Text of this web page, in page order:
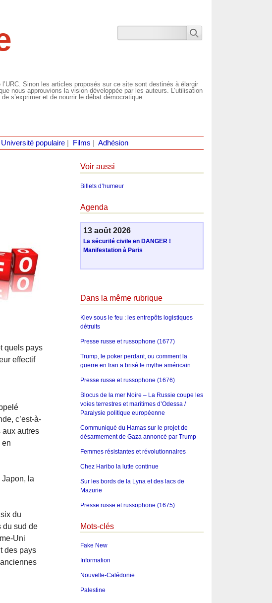
Sinon les articles proposés sur ce site sont destinés à élargir
nous approuvions la vision développée par les auteurs. L’utilisation
s’exprimer et de nourrir le débat démocratique.
populaire| Films Adhésion
quels pays
effectif
c’est-à-
aux autres
en
la
du
du sud de
Uni
des pays
Voir aussi
Billets d’humeur
Agenda
13 août 2026
La sécurité civile en DANGER !
Manifestation à Paris
Dans la même rubrique
Kiev sous le feu : les entrepôts logistiques
détruits
Presse russe et russophone (1677)
Trump, le poker perdant, ou comment la
guerre en Iran a brisé le mythe américain
Presse russe et russophone (1676)
Blocus de la mer Noire – La Russie coupe les
voies terrestres et maritimes d’Odessa /
Paralysie politique européenne
Communiqué du Hamas sur le projet de
désarmement de Gaza annoncé par Trump
Femmes résistantes et révolutionnaires
Chez Haribo la lutte continue
Sur les bords de la Lyna et des lacs de
Mazurie
Presse russe et russophone (1675)
Mots-clés
Fake New
Information
Nouvelle-Calédonie
Palestine